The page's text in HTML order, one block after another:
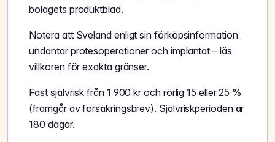
bolagets produktblad.
Notera att Sveland enligt sin förköpsinformation
undantar protesoperationer och implantat – läs
villkoren för exakta gränser.
Fast självrisk från 1 900 kr och rörlig 15 eller 25 %
(framgår av försäkringsbrev). Självriskperioden är
180 dagar.